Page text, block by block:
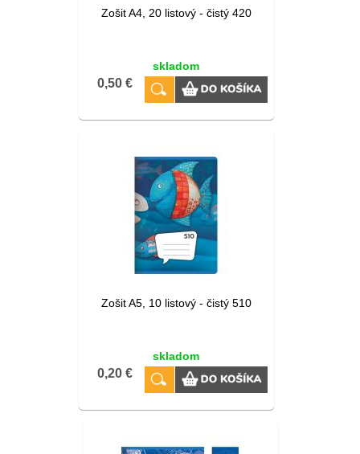
Zošit A4, 20 listový - čistý 420
skladom
0,50 €
Zošit A5, 10 listový - čistý 510
skladom
0,20 €